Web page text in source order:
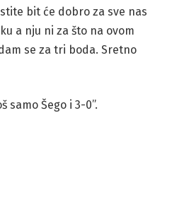
bit će dobro za sve nas
a nju ni za što na ovom
se za tri boda. Sretno
samo Šego i 3-0”.